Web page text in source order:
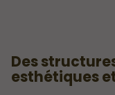
Des
esthétiques